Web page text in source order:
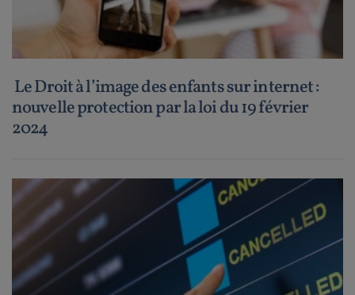
Le Droit à l’image des enfants sur internet :
nouvelle protection par la loi du 19 février
2024